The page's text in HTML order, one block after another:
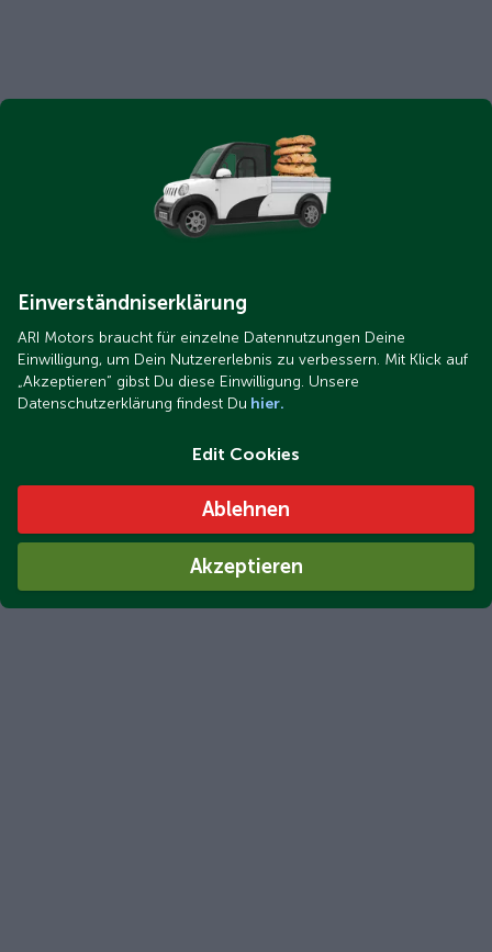
Einverständniserklärung
ARI Motors braucht für einzelne Datennutzungen Deine
Einwilligung, um Dein Nutzererlebnis zu verbessern. Mit Klick auf
„Akzeptieren“ gibst Du diese Einwilligung. Unsere
Datenschutzerklärung findest Du hier.
Edit Cookies
Ablehnen
Akzeptieren